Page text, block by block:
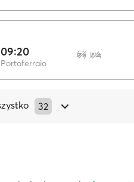
09:20
Portoferraio
32